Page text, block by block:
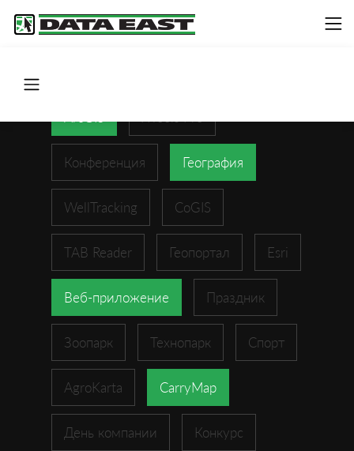
Конференция География
WellTracking CoGIS
TAB Reader Геопортал Esri
Веб-приложение Праздник
Зоопарк Технопарк Спорт
AgroKarta CarryMap
День компании Конкурс